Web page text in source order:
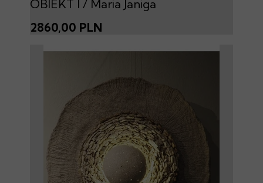
OBIEKT I / Maria Janiga
2860,00 PLN